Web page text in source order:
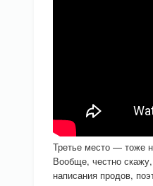
Третье место — тоже
Вообще, честно
написания продов,